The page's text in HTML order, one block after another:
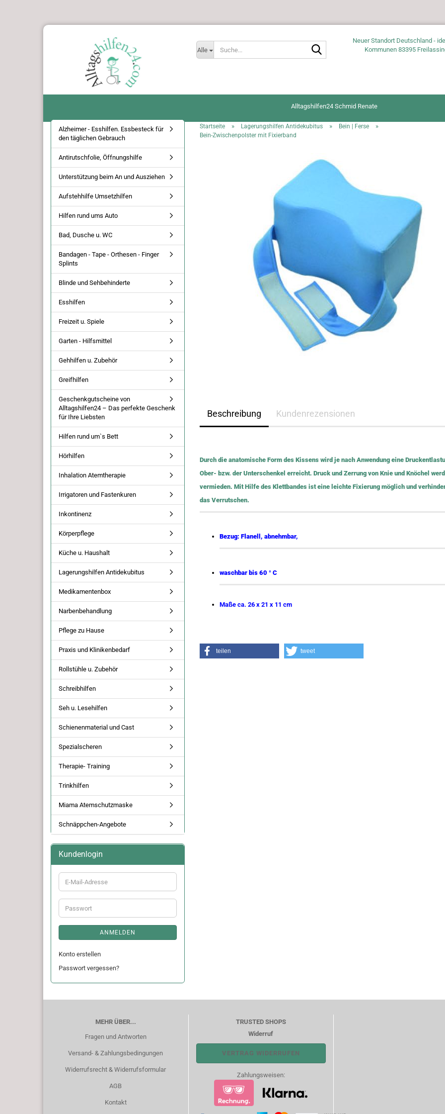
Alle
Neuer Standort Deutschland -
Kommunen 83395
Alltagshilfen24 Schmid Renate
Startseite » Lagerungshilfen Antidekubitus » Bein | Ferse »
Bein-Zwischenpolster mit Fixierband
Beschreibung Kundenrezensionen
Durch die anatomische Form des Kissens wird je nach Anwendung eine
Ober- bzw. der Unterschenkel erreicht. Druck und Zerrung von Knie und Knöchel
vermieden. Mit Hilfe des Klettbandes ist eine leichte Fixierung möglich und
das Verrutschen.
Bezug: Flanell, abnehmbar,
waschbar bis 60 ° C
Maße ca. 26 x 21 x 11 cm
teilen tweet
Alzheimer - Esshilfen. Essbesteck für
den täglichen Gebrauch
Antirutschfolie, Öffnungshilfe
Unterstützung beim An und Ausziehen
Aufstehhilfe Umsetzhilfen
Hilfen rund ums Auto
Bad, Dusche u. WC
Bandagen - Tape - Orthesen - Finger
Splints
Blinde und Sehbehinderte
Esshilfen
Freizeit u. Spiele
Garten - Hilfsmittel
Gehhilfen u. Zubehör
Greifhilfen
Geschenkgutscheine von
Alltagshilfen24 – Das perfekte Geschenk
für Ihre Liebsten
Hilfen rund um`s Bett
Hörhilfen
Inhalation Atemtherapie
Irrigatoren und Fastenkuren
Inkontinenz
Körperpflege
Küche u. Haushalt
Lagerungshilfen Antidekubitus
Medikamentenbox
Narbenbehandlung
Pflege zu Hause
Praxis und Klinikenbedarf
Rollstühle u. Zubehör
Schreibhilfen
Seh u. Lesehilfen
Schienenmaterial und Cast
Spezialscheren
Therapie- Training
Trinkhilfen
Miama Atemschutzmaske
Schnäppchen-Angebote
Kundenlogin
E-
Mail-
Adresse
Passwort
ANMELDEN
Konto erstellen
Passwort vergessen?
MEHR ÜBER...
Fragen und Antworten
Versand- & Zahlungsbedingungen
Widerrufsrecht & Widerrufsformular
AGB
Kontakt
TRUSTED SHOPS
Widerruf
VERTRAG WIDERRUFEN
Zahlungsweisen: